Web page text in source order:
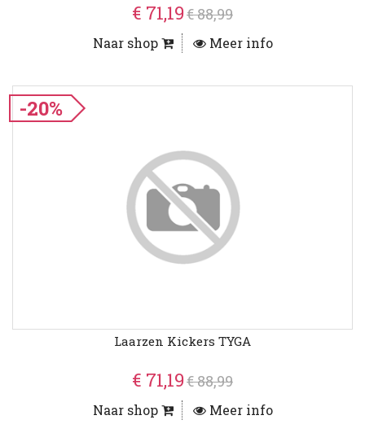
€ 71,19€ 88,99
Naar shop Meer info
-20%
Laarzen Kickers TYGA
€ 71,19€ 88,99
Naar shop Meer info